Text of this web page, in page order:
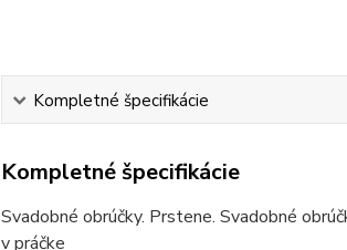
Kompletné špecifikácie
Kompletné špecifikácie
Svadobné obrúčky. Prstene. Svadobné
v práčke